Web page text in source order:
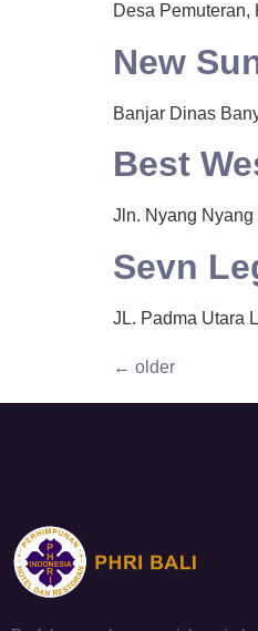
Desa
New
Banjar Dinas
Best
Jln. Nyang Nyang
Sevn
JL. Padma Utara
← older